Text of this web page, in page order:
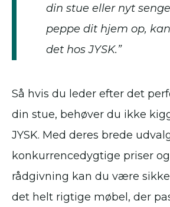
din stue eller nyt
peppe dit hjem op,
det hos JYSK.”
Så hvis du leder efter det
din stue, behøver du ikke
JYSK. Med deres brede
konkurrencedygtige priser
rådgivning kan du være
det helt rigtige møbel, der